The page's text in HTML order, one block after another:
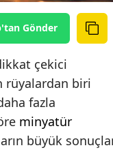
Gönder
çekici
rüyalardan biri
fazla
minyatür
büyük